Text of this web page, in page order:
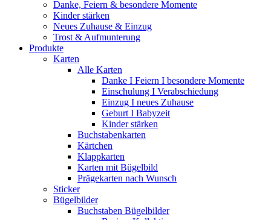
Danke, Feiern & besondere Momente
Kinder stärken
Neues Zuhause & Einzug
Trost & Aufmunterung
Produkte
Karten
Alle Karten
Danke I Feiern I besondere Momente
Einschulung I Verabschiedung
Einzug I neues Zuhause
Geburt I Babyzeit
Kinder stärken
Buchstabenkarten
Kärtchen
Klappkarten
Karten mit Bügelbild
Prägekarten nach Wunsch
Sticker
Bügelbilder
Buchstaben Bügelbilder